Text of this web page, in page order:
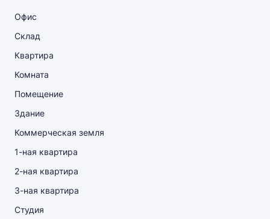
Офис
Склад
Квартира
Комната
Помещение
Здание
Коммерческая земля
1-ная квартира
2-ная квартира
3-ная квартира
Студия